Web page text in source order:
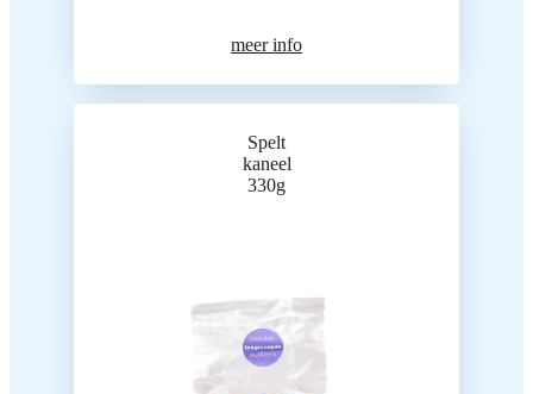
meer info
Spelt
kaneel
330g